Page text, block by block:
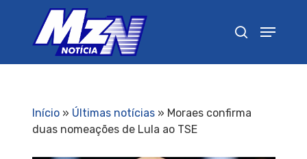
Início» Últimas notícias» Moraes confirma
duas nomeações de Lula ao TSE